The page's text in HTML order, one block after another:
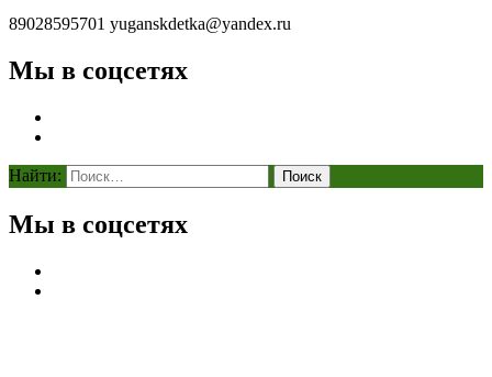
89028595701 yuganskdetka@yandex.ru
Мы в соцсетях
Найти:
Мы в соцсетях